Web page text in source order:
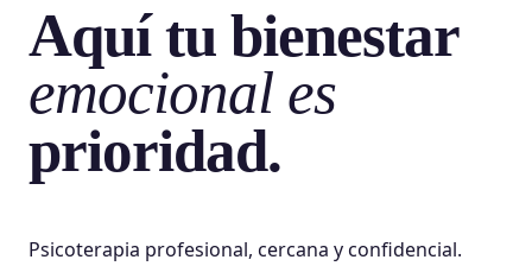
Aquí tu bienestar
emocional es
prioridad.
Psicoterapia profesional, cercana y confidencial.